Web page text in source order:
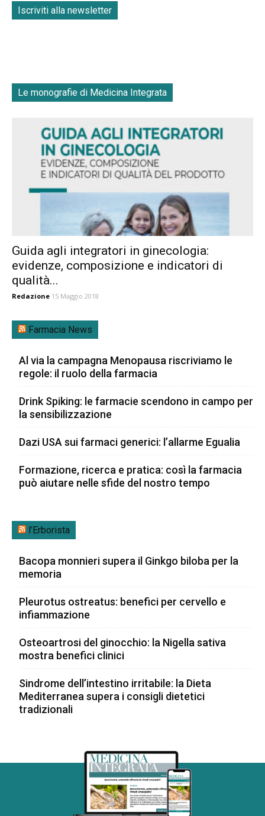
Iscriviti alla newsletter
Le monografie di Medicina Integrata
Guida agli integratori in ginecologia:
evidenze, composizione e indicatori di
qualità...
Redazione 15 Maggio 2018
Farmacia News
Al via la campagna Menopausa riscriviamo le
regole: il ruolo della farmacia
Drink Spiking: le farmacie scendono in campo per
la sensibilizzazione
Dazi USA sui farmaci generici: l’allarme Egualia
Formazione, ricerca e pratica: così la farmacia
può aiutare nelle sfide del nostro tempo
l’Erborista
Bacopa monnieri supera il Ginkgo biloba per la
memoria
Pleurotus ostreatus: benefici per cervello e
infiammazione
Osteoartrosi del ginocchio: la Nigella sativa
mostra benefici clinici
Sindrome dell’intestino irritabile: la Dieta
Mediterranea supera i consigli dietetici
tradizionali